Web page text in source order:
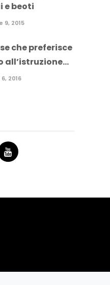
e beoti
9, 2015
che preferisce
all’istruzione...
2016